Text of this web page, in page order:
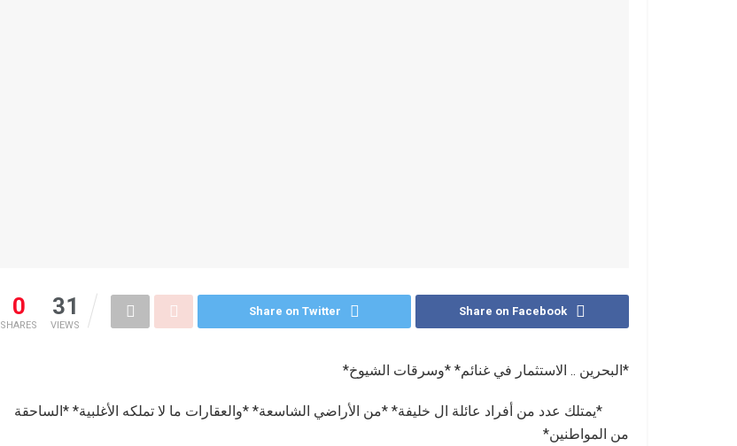
0
SHARES
31
VIEWS
Share on Facebook
Share on Twitter
*البحرين .. الاستثمار في غنائم* *وسرقات الشيوخ*
*يمتلك عدد من أفراد عائلة ال خليفة* *من الأراضي الشاسعة* *والعقارات ما لا تملكه الأغلبية* *الساحقة
من المواطنين*